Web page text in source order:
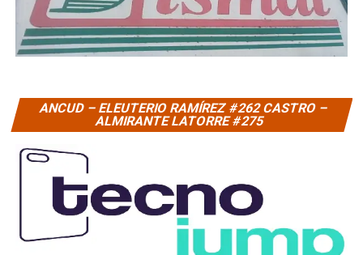
ANCUD – ELEUTERIO RAMÍREZ #262 CASTRO –
ALMIRANTE LATORRE #275